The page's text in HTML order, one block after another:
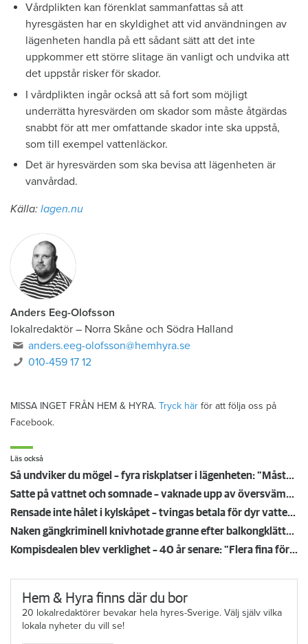
Vårdplikten kan förenklat sammanfattas så att
hyresgästen har en skyldighet att vid användningen av
lägenheten handla på ett sådant sätt att det inte
uppkommer ett större slitage än vanligt och undvika att
det uppstår risker för skador.
I vårdplikten ingår också att så fort som möjligt
underrätta hyresvärden om skador som måste åtgärdas
snabbt för att mer omfattande skador inte ska uppstå,
som till exempel vattenläckor.
Det är hyresvärden som ska bevisa att lägenheten är
vanvårdad.
Källa: lagen.nu
Anders Eeg-Olofsson
lokalredaktör – Norra Skåne och Södra Halland
anders.eeg-olofsson@hemhyra.se
010-459 17 12
MISSA INGET FRÅN HEM & HYRA. Tryck här för att följa oss på
Facebook.
Läs också
Så undviker du mögel – fyra riskplatser i lägenheten: ”Måste städa bort”
Satte på vattnet och somnade – vaknade upp av översvämning hos grannen
Rensade inte hålet i kylskåpet – tvingas betala för dyr vattenskada
Naken gängkriminell knivhotade granne efter balkongklättring
Kompisdealen blev verklighet – 40 år senare: "Flera fina fördelar med att dela bostad"
Hem & Hyra finns där du bor
20 lokalredaktörer bevakar hela hyres-Sverige. Välj själv vilka
lokala nyheter du vill se!